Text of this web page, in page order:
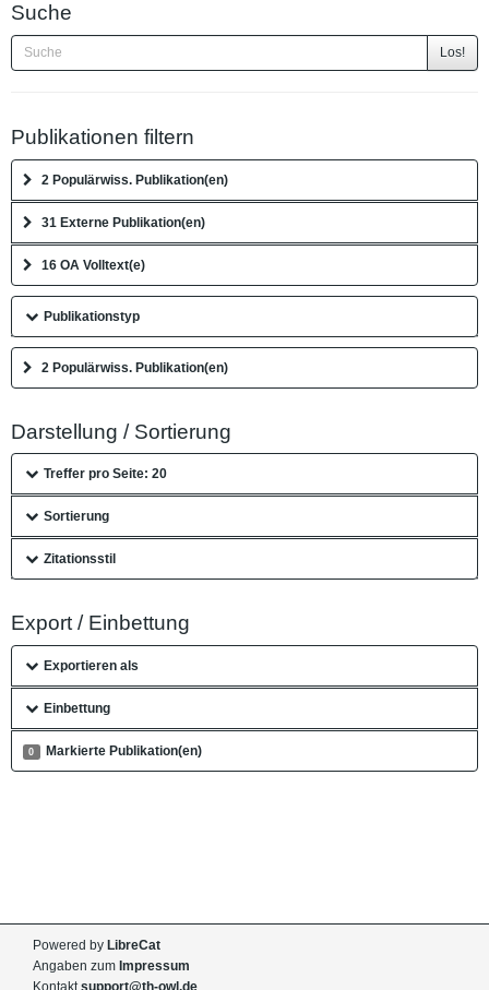
Suche
Los!
Publikationen filtern
2 Populärwiss. Publikation(en)
31 Externe Publikation(en)
16 OA Volltext(e)
Publikationstyp
2 Populärwiss. Publikation(en)
Darstellung / Sortierung
Treffer pro Seite: 20
Sortierung
Zitationsstil
Export / Einbettung
Exportieren als
Einbettung
0 Markierte Publikation(en)
Powered by LibreCat
Angaben zum Impressum
Kontakt support@th-owl.de